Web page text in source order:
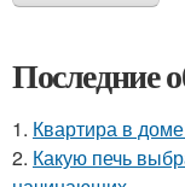
Последние
1. Квартира в
2. Какую печь